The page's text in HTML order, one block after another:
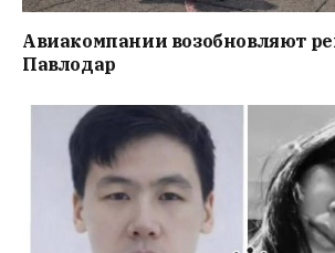
Авиакомпании возобновляют
Павлодар